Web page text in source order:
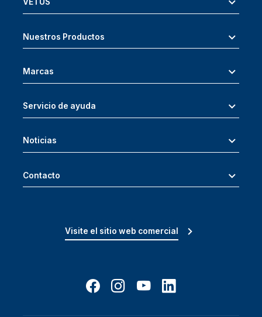
VETUS
Nuestros Productos
Marcas
Servicio de ayuda
Noticias
Contacto
Visite el sitio web comercial